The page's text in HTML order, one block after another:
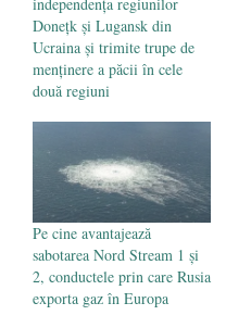
Donețk și Lugansk din
Ucraina și trimite trupe de
menținere a păcii în cele
două regiuni
Pe cine avantajează
sabotarea Nord Stream 1 și
2, conductele prin care Rusia
exporta gaz în Europa